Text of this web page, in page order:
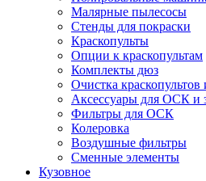
Малярные пылесосы
Стенды для покраски
Краскопульты
Опции к краскопультам
Комплекты дюз
Очистка краскопультов
Аксессуары для ОСК и
Фильтры для ОСК
Колеровка
Воздушные фильтры
Сменные элементы
Кузовное